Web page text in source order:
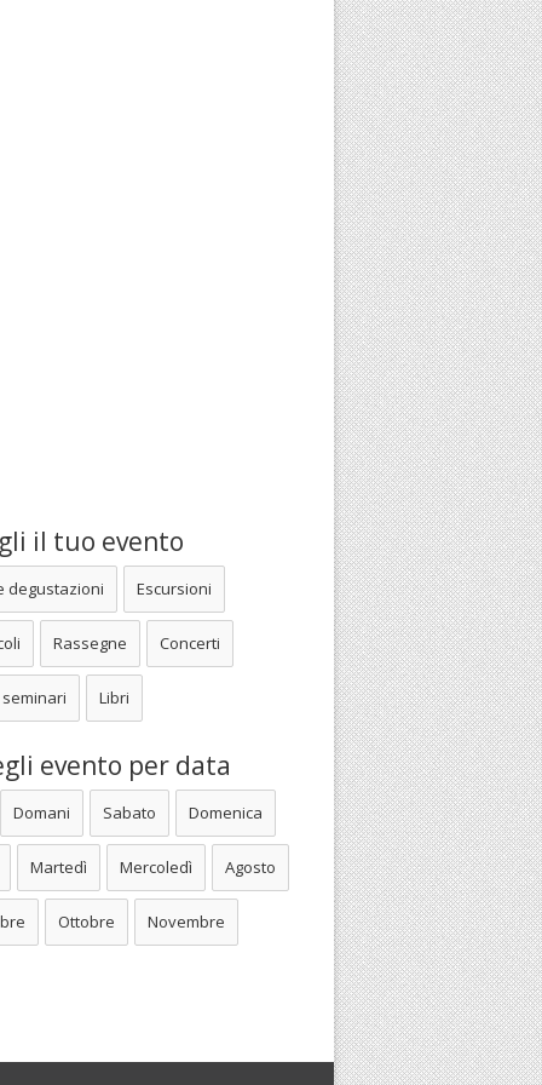
il tuo evento
degustazioni Escursioni
Rassegne Concerti
Libri
evento per data
Domani Sabato Domenica
Martedì Mercoledì Agosto
Ottobre Novembre